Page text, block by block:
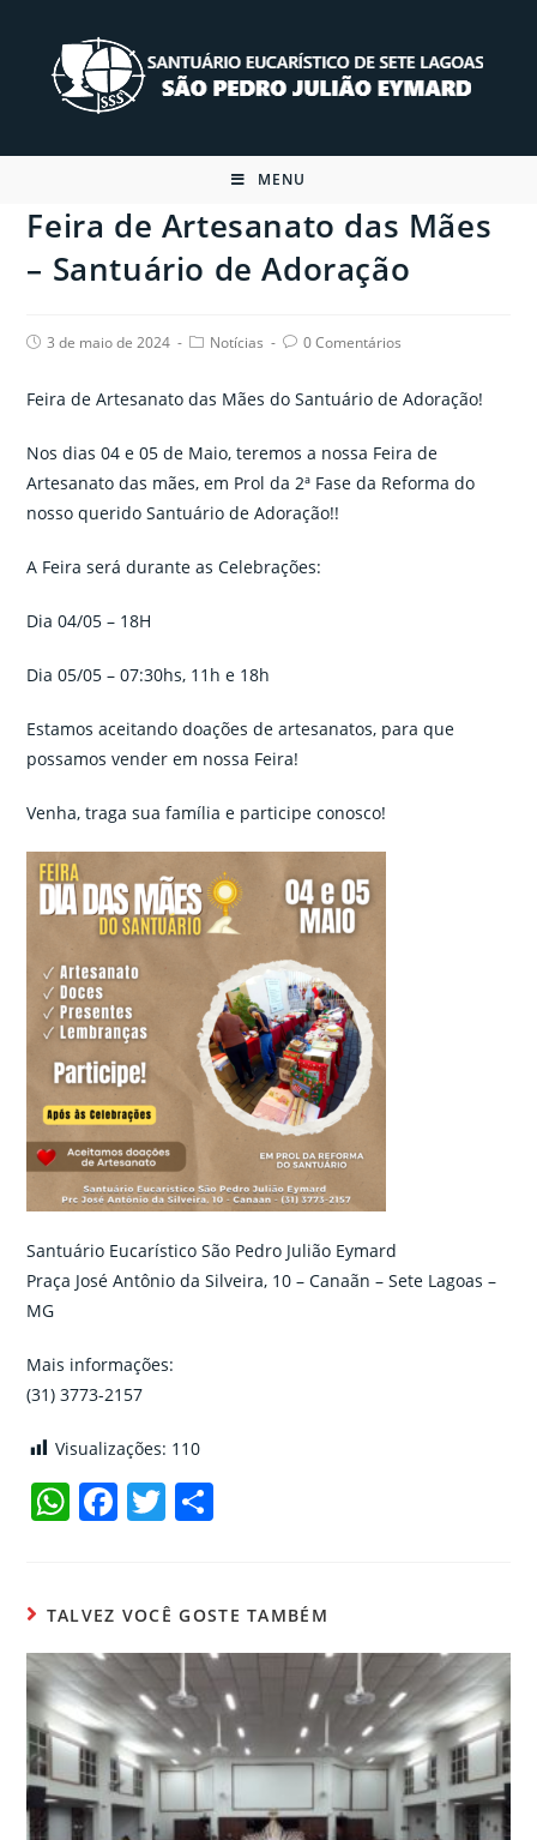
content
MENU
Feira de Artesanato das Mães
– Santuário de Adoração
Post3 de maio de 2024
PostNotícias
Post0 Comentários
Feira de Artesanato das Mães do Santuário de Adoração!
Nos dias 04 e 05 de Maio, teremos a nossa Feira de
Artesanato das mães, em Prol da 2ª Fase da Reforma do
nosso querido Santuário de Adoração!!
A Feira será durante as Celebrações:
Dia 04/05 – 18H
Dia 05/05 – 07:30hs, 11h e 18h
Estamos aceitando doações de artesanatos, para que
possamos vender em nossa Feira!
Venha, traga sua família e participe conosco!
Santuário Eucarístico São Pedro Julião Eymard
Praça José Antônio da Silveira, 10 – Canaãn – Sete Lagoas –
MG
Mais informações:
(31) 3773-2157
Visualizações: 110
W
s
A
p
p
F
e
b
o
o
k
T
er p
ar
til
h
ar
TALVEZ VOCÊ GOSTE TAMBÉM